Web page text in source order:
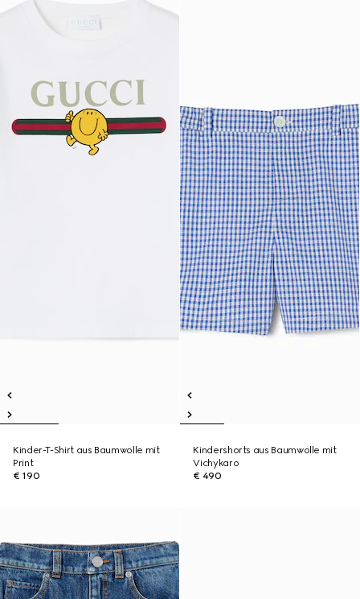
Kinder-T-Shirt aus Baumwolle mit
Print
€ 190
Kindershorts aus Baumwolle mit
Vichykaro
€ 490